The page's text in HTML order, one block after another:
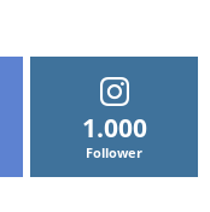
1.000
Follower